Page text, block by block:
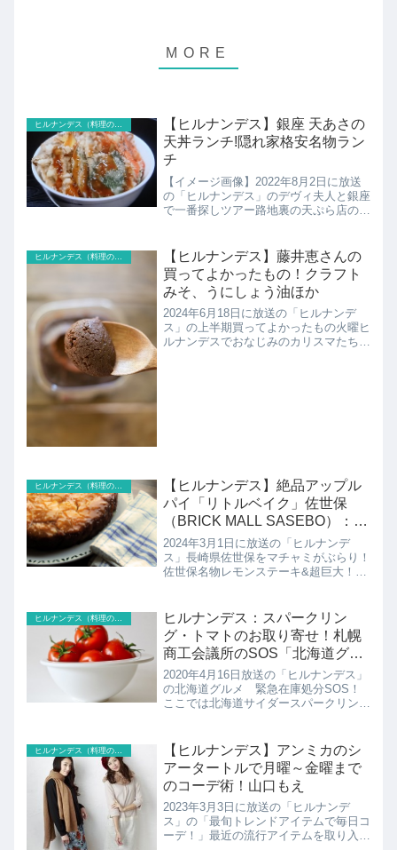
ヒルナンデス（料理のレシピ以外）
【ヒルナンデス】銀座 天あさの
天丼ランチ!隠れ家格安名物ラン
チ
【イメージ画像】2022年8月2日に放送
の「ヒルナンデス」のデヴィ夫人と銀座
で一番探しツアー路地裏の天ぷら店の格
【ヒルナンデス】藤井恵さんの
買ってよかったもの！クラフト
みそ、うにしょう油ほか
2024年6月18日に放送の「ヒルナンデ
ス」の上半期買ってよかったもの火曜ヒ
ルナンデスでおなじみのカリスマたちが
ヒルナンデス（料理のレシピ以外）
【ヒルナンデス】絶品アップル
パイ「リトルベイク」佐世保
（BRICK MALL SASEBO）：久
本雅美おひとり旅
2024年3月1日に放送の「ヒルナンデ
ス」長崎県佐世保をマチャミがぶらり！
佐世保名物レモンステーキ&超巨大！軍
ーション「リトルベイク」のアップルパ
イの紹介です！
ヒルナンデス：スパークリン
グ・トマトのお取り寄せ！札幌
商工会議所のSOS「北海道グル
メ」
2020年4月16日放送の「ヒルナンデス」
の北海道グルメ 緊急在庫処分SOS！
ここでは北海道サイダースパークリン
【ヒルナンデス】アンミカのシ
アータートルで月曜～金曜まで
のコーデ術！山口もえ
2023年3月3日に放送の「ヒルナンデ
ス」の「最旬トレンドアイテムで毎日コ
ーデ！」最近の流行アイテムを取り入れ